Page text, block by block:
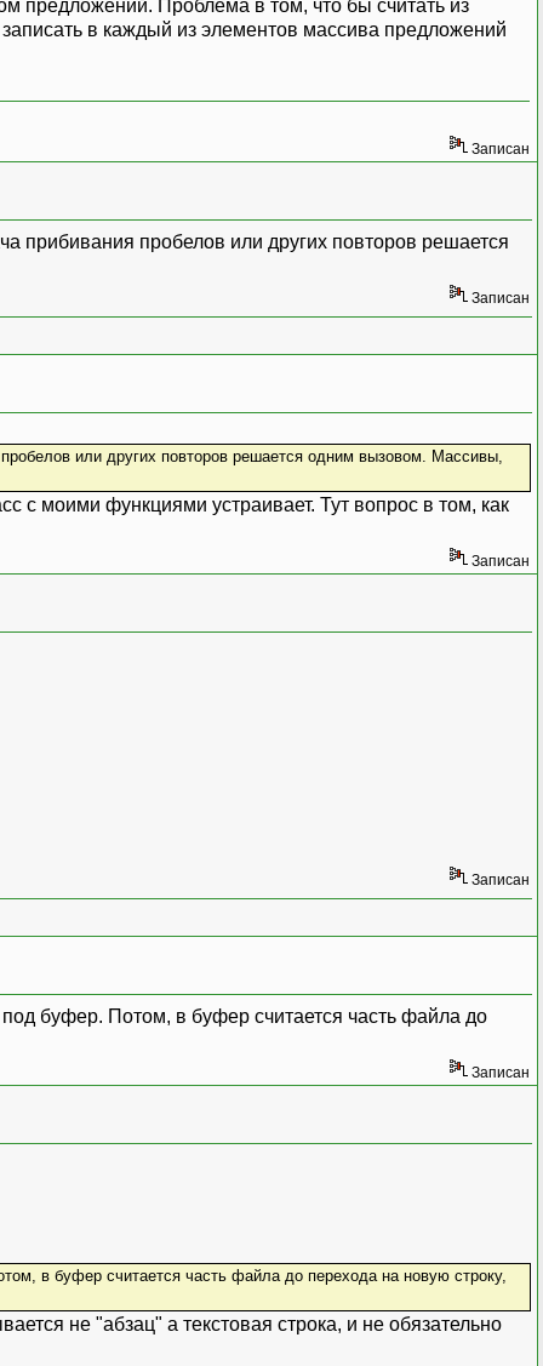
предложений. Проблема в том, что бы считать из
в каждый из элементов массива предложений
Записан
прибивания пробелов или других повторов решается
Записан
или других повторов решается одним вызовом. Массивы,
с моими функциями устраивает. Тут вопрос в том, как
Записан
Записан
буфер. Потом, в буфер считается часть файла до
Записан
в буфер считается часть файла до перехода на новую строку,
не "абзац" а текстовая строка, и не обязательно